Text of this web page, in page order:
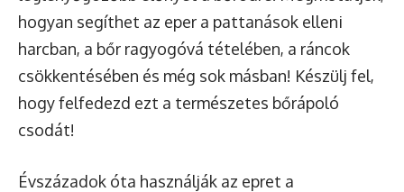
hogyan segíthet az eper a pattanások elleni
harcban, a bőr ragyogóvá tételében, a ráncok
csökkentésében és még sok másban! Készülj fel,
hogy felfedezd ezt a természetes bőrápoló
csodát!
Évszázadok óta használják az epret a